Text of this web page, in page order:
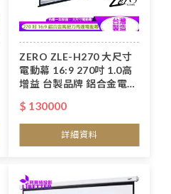
ZERO ZLE-H270 大尺寸
電動幕 16:9 270吋 1.0高
增益 台製品牌 鋁合金電動
$ 130000
詳細資料